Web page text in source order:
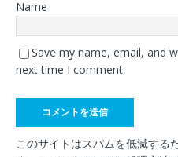
Name
Save my name, email, and
next time I comment.
このサイトはスパムを低減する